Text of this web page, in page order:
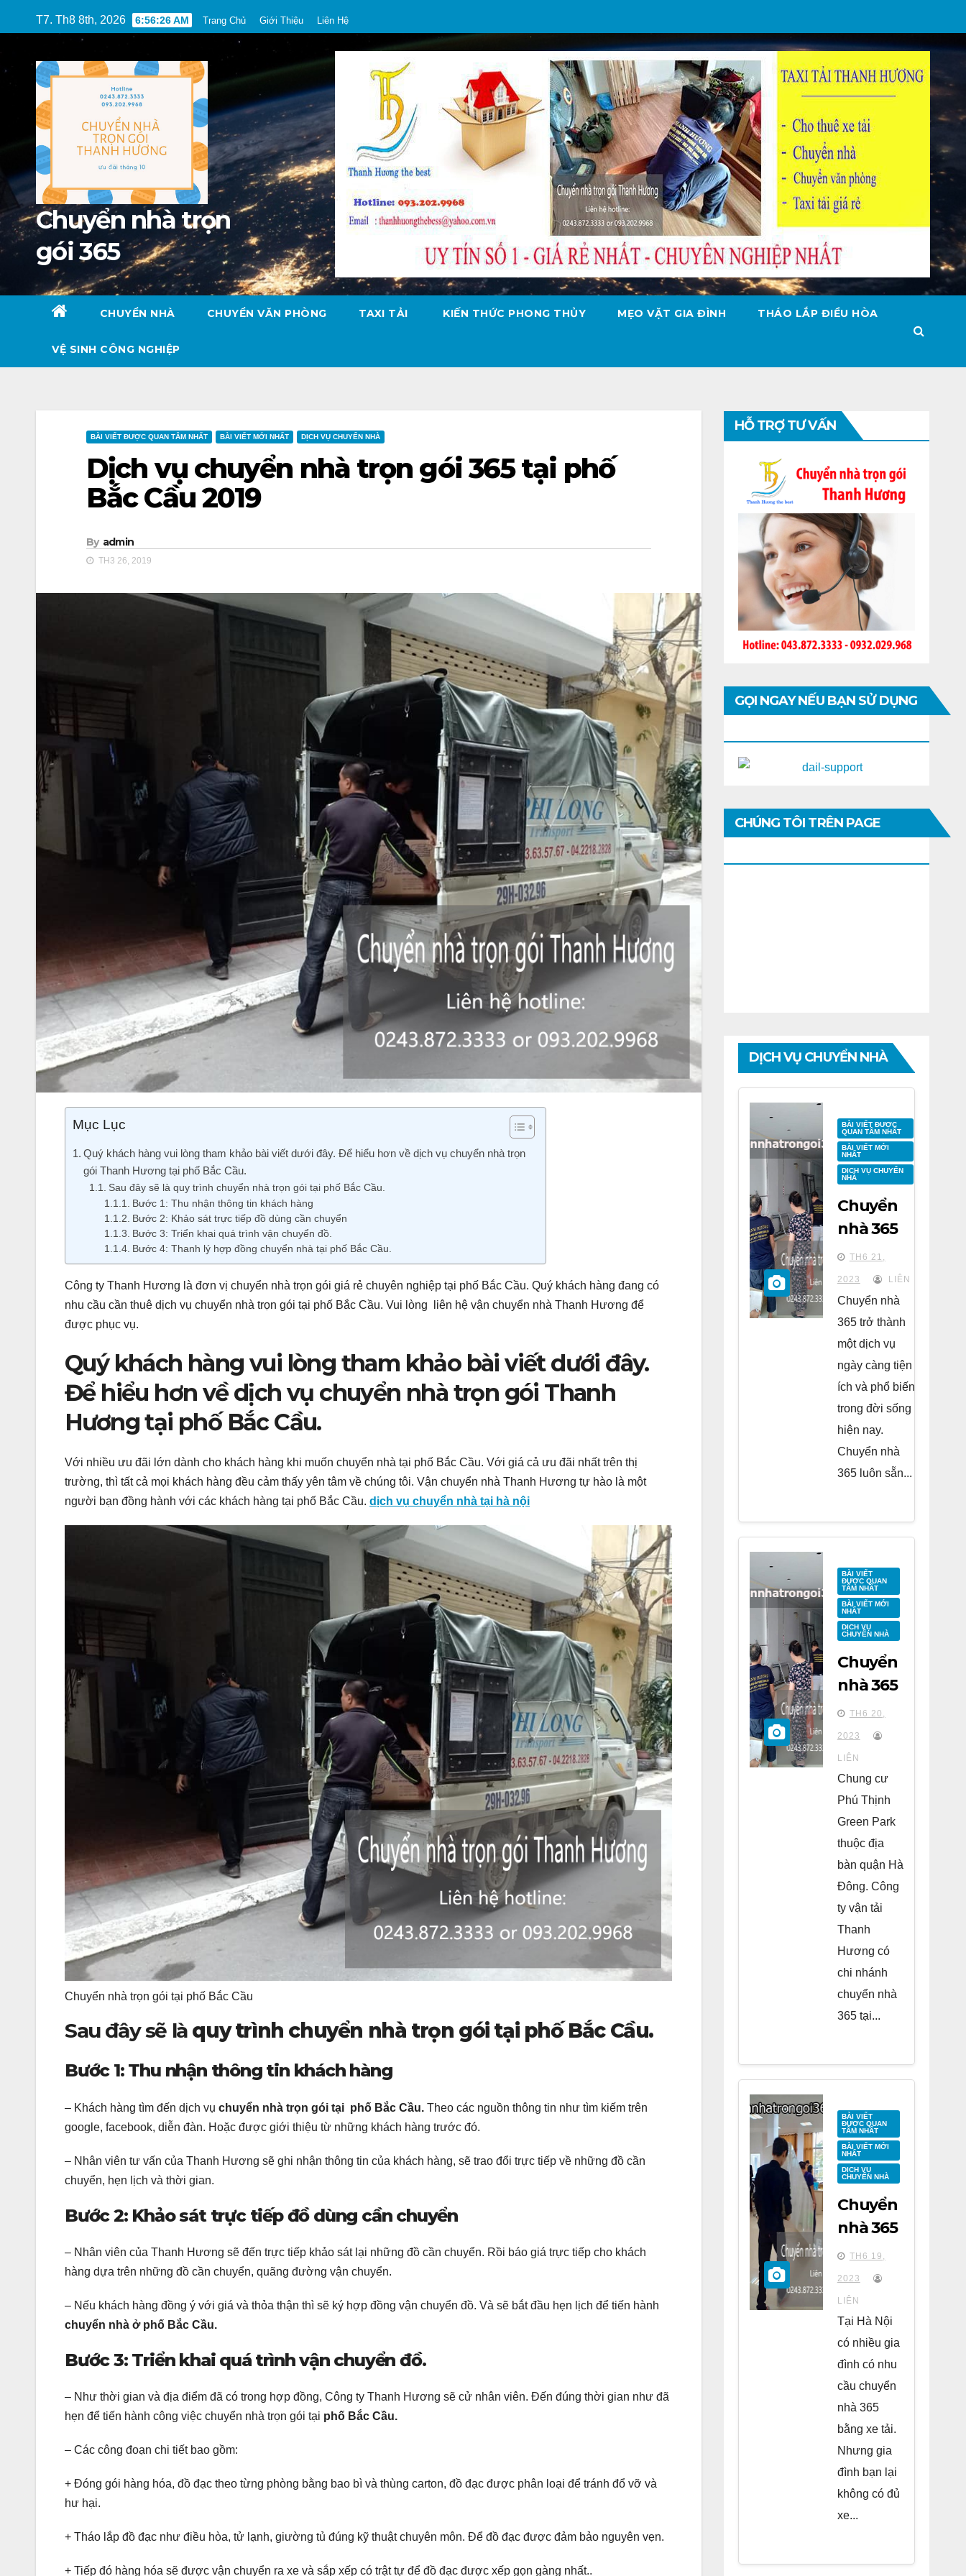
to
T7. Th8 8th, 2026 6:56:28 AM Trang Chủ Giới Thiệu Liên Hệ
Chuyển nhà trọn
gói 365
CHUYỂN NHÀ CHUYỂN VĂN PHÒNG TAXI TẢI KIẾN THỨC PHONG THỦY MẸO VẶT GIA ĐÌNH THÁO LẮP ĐIỀU HÒA
VỆ SINH CÔNG NGHIỆP
BÀI VIẾT ĐƯỢC QUAN TÂM NHẤT BÀI VIẾT MỚI NHẤT DỊCH VỤ CHUYỂN NHÀ
Dịch vụ chuyển nhà trọn gói 365 tại phố
Bắc Cầu 2019
By admin
TH3 26, 2019
Mục Lục
Quý khách hàng vui lòng tham khảo bài viết dưới đây. Để hiểu hơn về dịch vụ chuyển nhà trọn
gói Thanh Hương tại phố Bắc Cầu.
Sau đây sẽ là quy trình chuyển nhà trọn gói tại phố Bắc Cầu.
Bước 1: Thu nhận thông tin khách hàng
Bước 2: Khảo sát trực tiếp đồ dùng cần chuyển
Bước 3: Triển khai quá trình vận chuyển đồ.
Bước 4: Thanh lý hợp đồng chuyển nhà tại phố Bắc Cầu.
Công ty Thanh Hương là đơn vị chuyển nhà trọn gói giá rẻ chuyên nghiệp tại phố Bắc Cầu. Quý khách hàng đang có
nhu cầu cần thuê dịch vụ chuyển nhà trọn gói tại phố Bắc Cầu. Vui lòng liên hệ vận chuyển nhà Thanh Hương để
được phục vụ.
Quý khách hàng vui lòng tham khảo bài viết dưới đây.
Để hiểu hơn về dịch vụ chuyển nhà trọn gói Thanh
Hương tại phố Bắc Cầu.
Với nhiều ưu đãi lớn dành cho khách hàng khi muốn chuyển nhà tại phố Bắc Cầu. Với giá cả ưu đãi nhất trên thị
trường, thì tất cả mọi khách hàng đều cảm thấy yên tâm về chúng tôi. Vận chuyển nhà Thanh Hương tự hào là một
người bạn đồng hành với các khách hàng tại phố Bắc Cầu. dịch vụ chuyển nhà tại hà nội
Chuyển nhà trọn gói tại phố Bắc Cầu
Sau đây sẽ là quy trình chuyển nhà trọn gói tại phố Bắc Cầu.
Bước 1: Thu nhận thông tin khách hàng
– Khách hàng tìm đến dịch vụ chuyển nhà trọn gói tại phố Bắc Cầu. Theo các nguồn thông tin như tìm kiếm trên
google, facebook, diễn đàn. Hoặc được giới thiệu từ những khách hàng trước đó.
– Nhân viên tư vấn của Thanh Hương sẽ ghi nhận thông tin của khách hàng, sẽ trao đổi trực tiếp về những đồ cần
chuyển, hẹn lịch và thời gian.
Bước 2: Khảo sát trực tiếp đồ dùng cần chuyển
– Nhân viên của Thanh Hương sẽ đến trực tiếp khảo sát lại những đồ cần chuyển. Rồi báo giá trực tiếp cho khách
hàng dựa trên những đồ cần chuyển, quãng đường vận chuyển.
– Nếu khách hàng đồng ý với giá và thỏa thận thì sẽ ký hợp đồng vận chuyển đồ. Và sẽ bắt đầu hẹn lịch để tiến hành
chuyển nhà ở phố Bắc Cầu.
Bước 3: Triển khai quá trình vận chuyển đồ.
– Như thời gian và địa điểm đã có trong hợp đồng, Công ty Thanh Hương sẽ cử nhân viên. Đến đúng thời gian như đã
hẹn để tiến hành công việc chuyển nhà trọn gói tại phố Bắc Cầu.
– Các công đoạn chi tiết bao gồm:
+ Đóng gói hàng hóa, đồ đạc theo từng phòng bằng bao bì và thùng carton, đồ đạc được phân loại để tránh đổ vỡ và
hư hại.
+ Tháo lắp đồ đạc như điều hòa, tử lạnh, giường tủ đúng kỹ thuật chuyên môn. Để đồ đạc được đảm bảo nguyên vẹn.
+ Tiếp đó hàng hóa sẽ được vận chuyển ra xe và sắp xếp có trật tự để đồ đạc được xếp gọn gàng nhất..
HỖ TRỢ TƯ VẤN
GỌI NGAY NẾU BẠN SỬ DỤNG
CHÚNG TÔI TRÊN PAGE
DỊCH VỤ CHUYỂN NHÀ
BÀI VIẾT ĐƯỢC
QUAN TÂM NHẤT
BÀI VIẾT MỚI
NHẤT
DỊCH VỤ CHUYỂN
NHÀ
Chuyển
nhà 365
tại chung
cư BID
Residence
Tố Hữu
TH6 21,
2023 LIÊN
Chuyển nhà
365 trở thành
một dịch vụ
ngày càng tiện
ích và phổ biến
trong đời sống
hiện nay.
Chuyển nhà
365 luôn sẵn...
BÀI VIẾT
ĐƯỢC QUAN
TÂM NHẤT
BÀI VIẾT MỚI
NHẤT
DỊCH VỤ
CHUYỂN NHÀ
Chuyển
nhà 365
tại
chung
cư Phú
Thịnh
Green
Park Hà
Đông
TH6 20,
2023
LIÊN
Chung cư
Phú Thịnh
Green Park
thuộc địa
bàn quận Hà
Đông. Công
ty vận tải
Thanh
Hương có
chi nhánh
chuyển nhà
365 tại...
BÀI VIẾT
ĐƯỢC QUAN
TÂM NHẤT
BÀI VIẾT MỚI
NHẤT
DỊCH VỤ
CHUYỂN NHÀ
Chuyển
nhà 365
tại
chung
cư Park
Kiara Hà
Đông
TH6 19,
2023
LIÊN
Tại Hà Nội
có nhiều gia
đình có nhu
cầu chuyển
nhà 365
bằng xe tải.
Nhưng gia
đình bạn lại
không có đủ
xe...